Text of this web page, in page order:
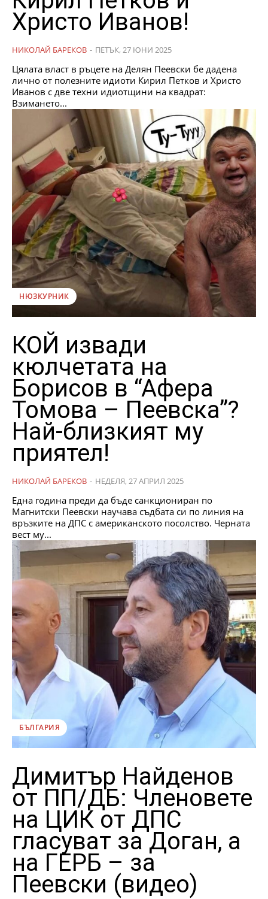
Христо Иванов!
НИКОЛАЙ БАРЕКОВ - ПЕТЪК, 27 ЮНИ 2025
Цялата власт в ръцете на Делян Пеевски бе дадена
лично от полезните идиоти Кирил Петков и Христо
Иванов с две техни идиотщини на квадрат:
Взимането...
НЮЗКУРНИК
КОЙ извади
кюлчетата на
Борисов в “Афера
Томова – Пеевска”?
Най-близкият му
приятел!
НИКОЛАЙ БАРЕКОВ - НЕДЕЛЯ, 27 АПРИЛ 2025
Една година преди да бъде санкциониран по
Магнитски Пеевски научава съдбата си по линия на
връзките на ДПС с американското посолство. Черната
вест му...
БЪЛГАРИЯ
Димитър Найденов
от ПП/ДБ: Членовете
на ЦИК от ДПС
гласуват за Доган, а
на ГЕРБ – за
Пеевски (видео)